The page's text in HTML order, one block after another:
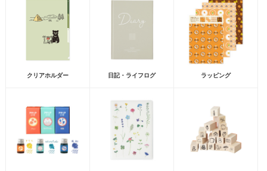
クリアホルダー 日記・ライフログ ラッピング